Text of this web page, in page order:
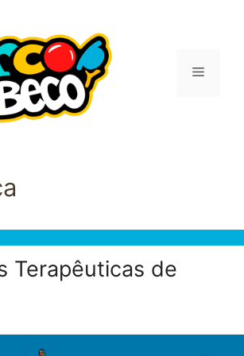
Menu
Terapêuticas de